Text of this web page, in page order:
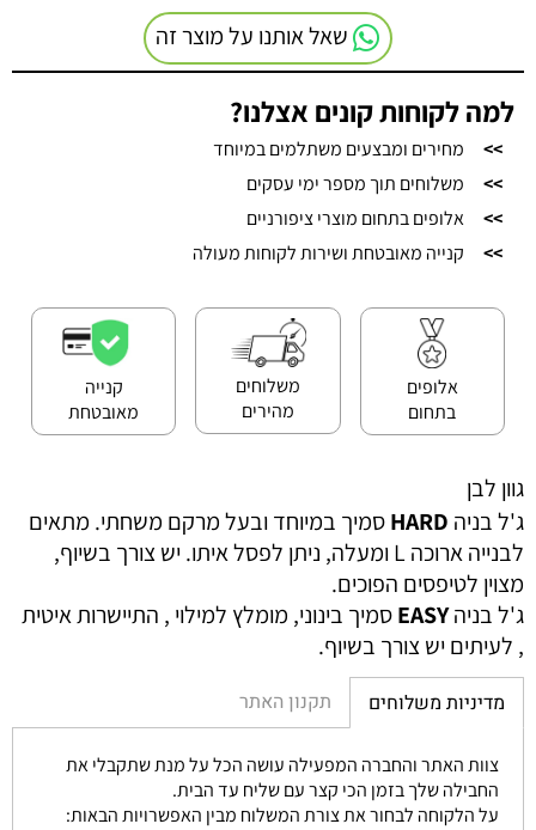
שאל אותנו על מוצר זה
למה לקוחות קונים אצלנו?
>>
מחירים ומבצעים משתלמים במיוחד
>>
משלוחים תוך מספר ימי עסקים
>>
אלופים בתחום מוצרי ציפורניים
>>
קנייה מאובטחת ושירות לקוחות מעולה
אלופים
בתחום
משלוחים
מהירים
קנייה
מאובטחת
גוון לבן
ג'ל בניה HARDסמיך במיוחד ובעל מרקם משחתי. מתאים
לבנייה ארוכה L ומעלה, ניתן לפסל איתו. יש צורך בשיוף,
מצוין לטיפסים הפוכים.
ג'ל בניהEASYסמיך בינוני, מומלץ למילוי , התיישרות איטית
, לעיתים יש צורך בשיוף.
מדיניות משלוחים תקנון האתר
צוות האתר והחברה המפעילה עושה הכל על מנת שתקבלי את
החבילה שלך בזמן הכי קצר עם שליח עד הבית.
על הלקוחה לבחור את צורת המשלוח מבין האפשרויות הבאות: